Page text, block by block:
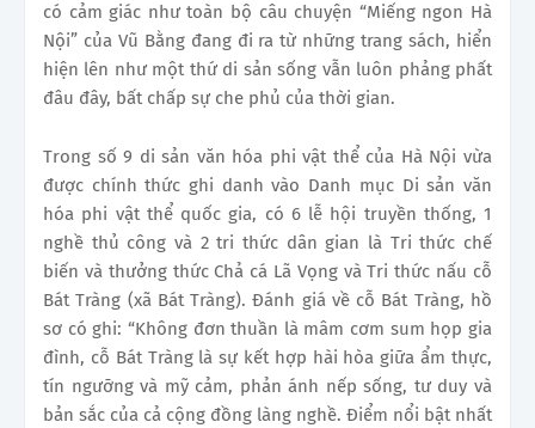
có cảm giác như toàn bộ câu chuyện “Miếng ngon Hà
Nội” của Vũ Bằng đang đi ra từ những trang sách, hiển
hiện lên như một thứ di sản sống vẫn luôn phảng phất
đâu đây, bất chấp sự che phủ của thời gian.
Trong số 9 di sản văn hóa phi vật thể của Hà Nội vừa
được chính thức ghi danh vào Danh mục Di sản văn
hóa phi vật thể quốc gia, có 6 lễ hội truyền thống, 1
nghề thủ công và 2 tri thức dân gian là Tri thức chế
biến và thưởng thức Chả cá Lã Vọng và Tri thức nấu cỗ
Bát Tràng (xã Bát Tràng). Đánh giá về cỗ Bát Tràng, hồ
sơ có ghi: “Không đơn thuần là mâm cơm sum họp gia
đình, cỗ Bát Tràng là sự kết hợp hài hòa giữa ẩm thực,
tín ngưỡng và mỹ cảm, phản ánh nếp sống, tư duy và
bản sắc của cả cộng đồng làng nghề. Điểm nổi bật nhất